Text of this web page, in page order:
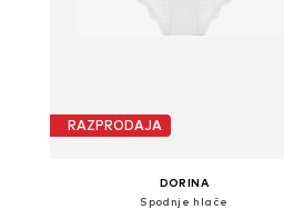
RAZPRODAJA
DORINA
Spodnje hlače